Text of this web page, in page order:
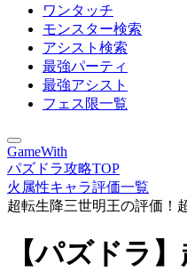
ワンタッチ
モンスター検索
アシスト検索
最強パーティ
最強アシスト
フェス限一覧
GameWith
パズドラ攻略TOP
火属性キャラ評価一覧
超転生降三世明王の評価！
【パズドラ